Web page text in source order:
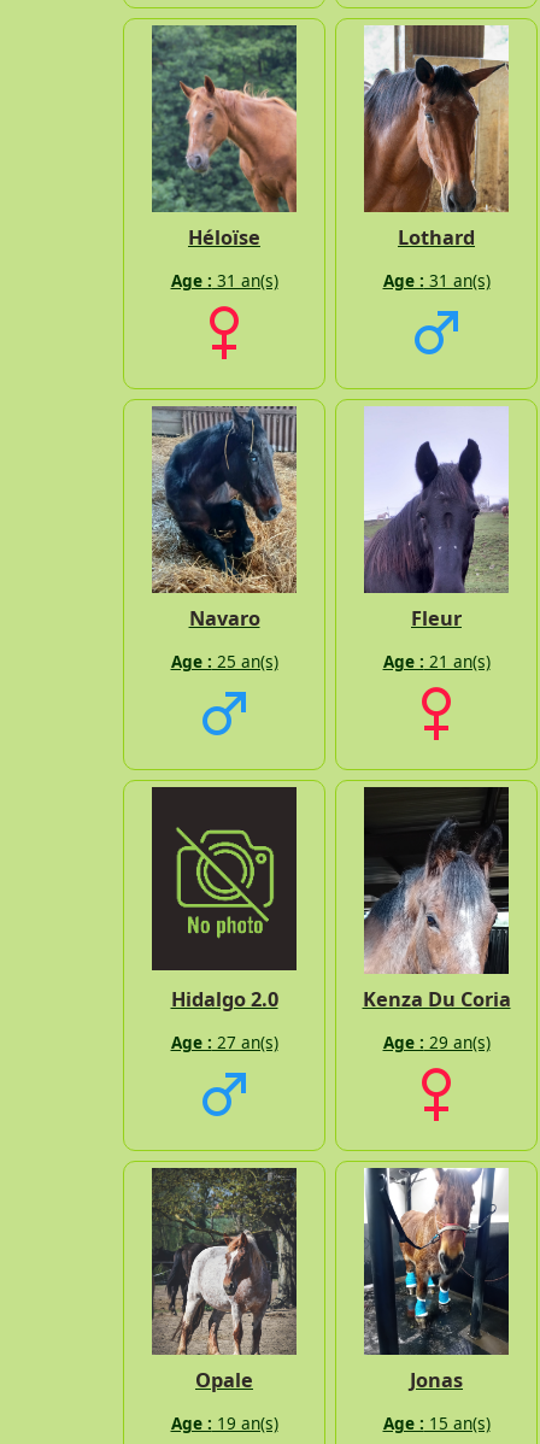
Héloïse
Age : 31 an(s)
Lothard
Age : 31 an(s)
Navaro
Age : 25 an(s)
Fleur
Age : 21 an(s)
Hidalgo 2.0
Age : 27 an(s)
Kenza Du Coria
Age : 29 an(s)
Opale
Age : 19 an(s)
Jonas
Age : 15 an(s)